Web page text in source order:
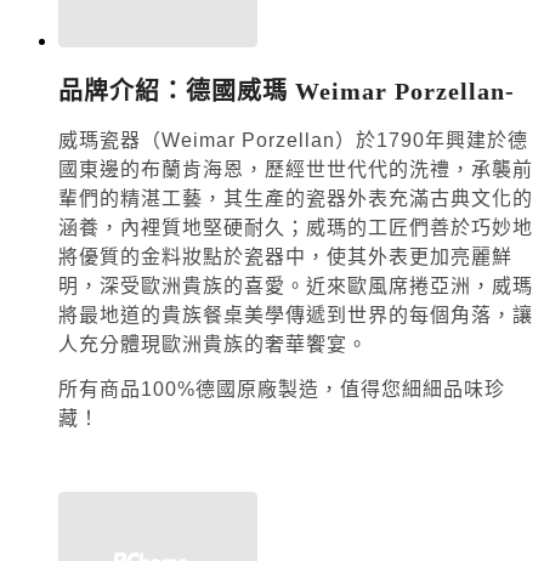
品牌介紹：德國威瑪 Weimar Porzellan-
威瑪瓷器（Weimar Porzellan）於1790年興建於德
國東邊的布蘭肯海恩，歷經世世代代的洗禮，承襲前
輩們的精湛工藝，其生產的瓷器外表充滿古典文化的
涵養，內裡質地堅硬耐久；威瑪的工匠們善於巧妙地
將優質的金料妝點於瓷器中，使其外表更加亮麗鮮
明，深受歐洲貴族的喜愛。近來歐風席捲亞洲，威瑪
將最地道的貴族餐桌美學傳遞到世界的每個角落，讓
人充分體現歐洲貴族的奢華饗宴。
所有商品100%德國原廠製造，值得您細細品味珍
藏！